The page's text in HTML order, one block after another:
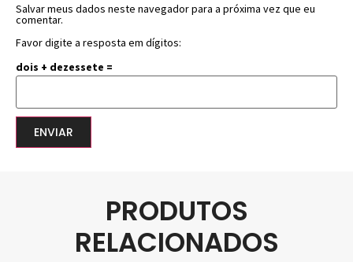
Salvar meus dados neste navegador para a próxima vez que eu
comentar.
Favor digite a resposta em dígitos:
dois + dezessete =
PRODUTOS
RELACIONADOS